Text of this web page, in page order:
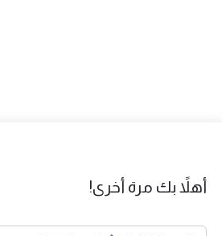
أهلاً بك مرة أخرى!